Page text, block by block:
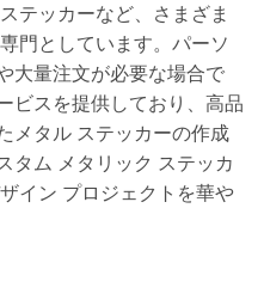
テッカーなど、さまざま
門としています。パーソ
大量注文が必要な場合で
ビスを提供しており、高品
メタル ステッカーの作成
タム メタリック ステッカ
イン プロジェクトを華や